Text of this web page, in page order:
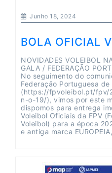
Junho 18, 2024
BOLA OFICIAL
NOVIDADES VOLEIBOL
GALA / FEDERAÇÃO
No seguimento do
Federação Portuguesa de
(https://fpvoleibol.pt/fpv/
n-o-19/), vimos por este
dispomos para entrega
Voleibol Oficiais da FPV
Voleibol) para a época
e antiga marca